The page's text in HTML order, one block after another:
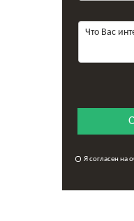
Я согласен на